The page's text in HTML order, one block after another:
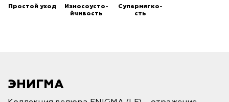
Простой уход
Износоусто-
йчивость
Супермягко-
сть
ЭНИГМА